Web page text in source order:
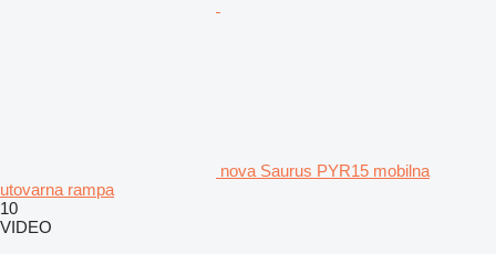
nova Saurus PYR15 mobilna
utovarna rampa
10
VIDEO